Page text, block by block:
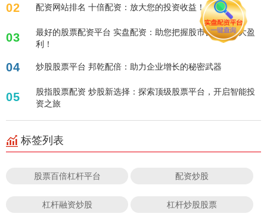
02 配资网站排名 十倍配资：放大您的投资收益！
03
最好的股票配资平台 实盘配资：助您把握股市良机，放大盈
利！
04 炒股股票平台 邦乾配倍：助力企业增长的秘密武器
05
股指股票配资 炒股新选择：探索顶级股票平台，开启智能投
资之旅
标签列表
股票百倍杠杆平台 配资炒股
杠杆融资炒股 杠杆炒股股票